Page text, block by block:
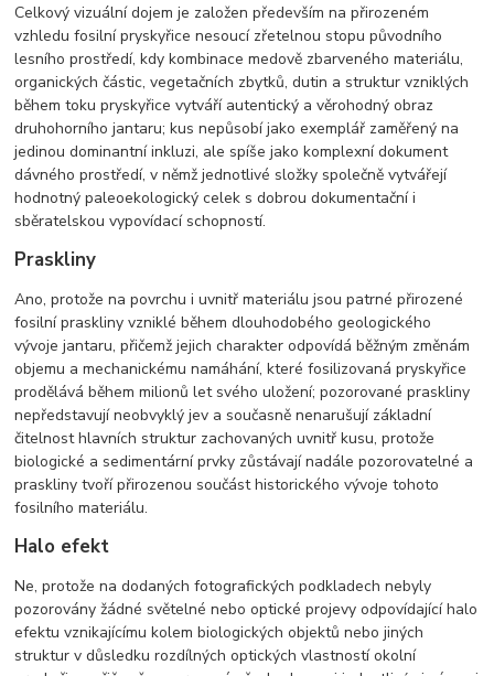
Celkový vizuální dojem je založen především na přirozeném
vzhledu fosilní pryskyřice nesoucí zřetelnou stopu původního
lesního prostředí, kdy kombinace medově zbarveného materiálu,
organických částic, vegetačních zbytků, dutin a struktur vzniklých
během toku pryskyřice vytváří autentický a věrohodný obraz
druhohorního jantaru; kus nepůsobí jako exemplář zaměřený na
jedinou dominantní inkluzi, ale spíše jako komplexní dokument
dávného prostředí, v němž jednotlivé složky společně vytvářejí
hodnotný paleoekologický celek s dobrou dokumentační i
sběratelskou vypovídací schopností.
Praskliny
Ano, protože na povrchu i uvnitř materiálu jsou patrné přirozené
fosilní praskliny vzniklé během dlouhodobého geologického
vývoje jantaru, přičemž jejich charakter odpovídá běžným změnám
objemu a mechanickému namáhání, které fosilizovaná pryskyřice
prodělává během milionů let svého uložení; pozorované praskliny
nepředstavují neobvyklý jev a současně nenarušují základní
čitelnost hlavních struktur zachovaných uvnitř kusu, protože
biologické a sedimentární prvky zůstávají nadále pozorovatelné a
praskliny tvoří přirozenou součást historického vývoje tohoto
fosilního materiálu.
Halo efekt
Ne, protože na dodaných fotografických podkladech nebyly
pozorovány žádné světelné nebo optické projevy odpovídající halo
efektu vznikajícímu kolem biologických objektů nebo jiných
struktur v důsledku rozdílných optických vlastností okolní